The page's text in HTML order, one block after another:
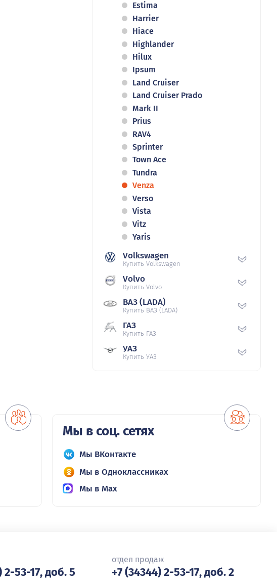
Estima
Harrier
Hiace
Highlander
Hilux
Ipsum
Land Cruiser
Land Cruiser Prado
Mark II
Prius
RAV4
Sprinter
Town Ace
Tundra
Venza
Verso
Vista
Vitz
Yaris
Volkswagen
Купить Volkswagen
Volvo
Купить Volvo
ВАЗ (LADA)
Купить ВАЗ (LADA)
ГАЗ
Купить ГАЗ
УАЗ
Купить УАЗ
Мы в соц. сетях
Мы ВКонтакте
Мы в Одноклассниках
Мы в Max
2-53-17, доб. 5
отдел продаж
+7 (34344) 2-53-17, доб. 2